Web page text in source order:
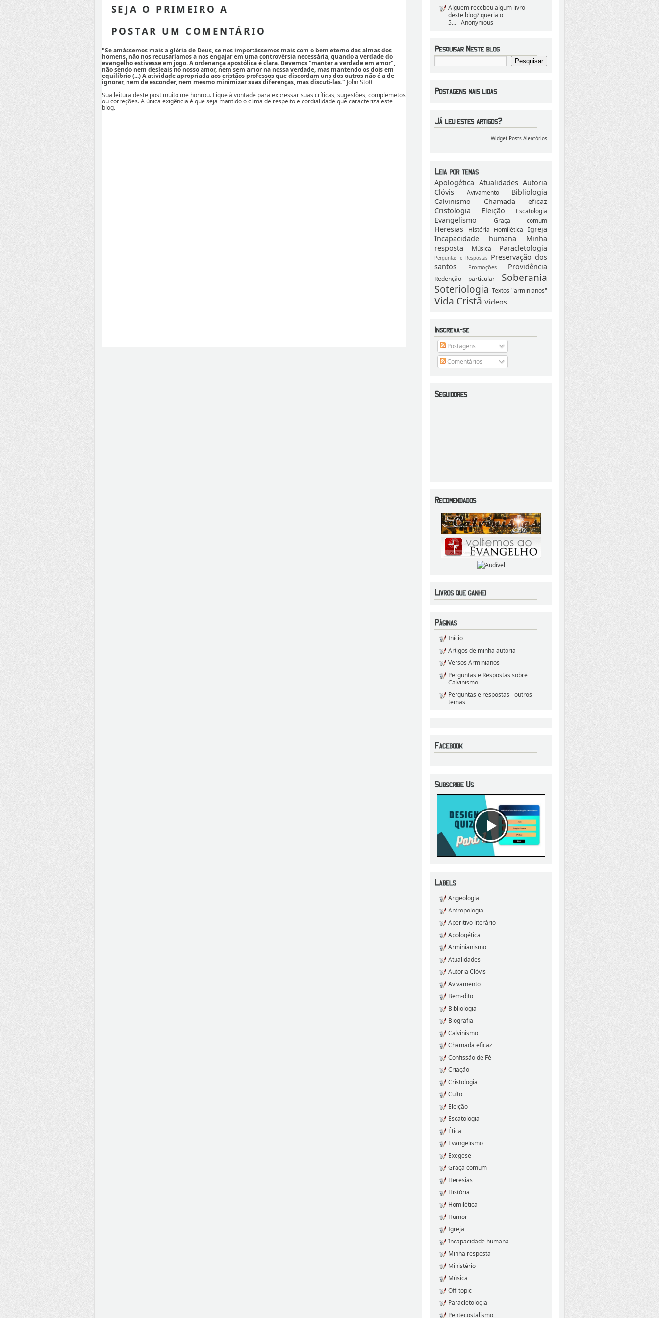
Alguem recebeu algum livro
deste blog? queria o
5...- Anonymous
Widget Posts Aleatórios
Apologética Atualidades Autoria
Clóvis
Avivamento
Bibliologia
Calvinismo
Chamada eficaz
Cristologia
Eleição Escatologia
Evangelismo Graça comum
Heresias História Homilética Igreja
Incapacidade humana
Minha
resposta
Música Paracletologia
Perguntas e Respostas
Preservação dos
santos
Promoções Providência
Redenção particular
Soberania
Soteriologia Textos "arminianos"
Vida Cristã Videos
Postagens
Comentários
Início
Artigos de minha autoria
Versos Arminianos
Perguntas e Respostas sobre
Calvinismo
Perguntas e respostas - outros
temas
Angeologia
Antropologia
Aperitivo literário
Apologética
Arminianismo
Atualidades
Autoria Clóvis
Avivamento
Bem-dito
Bibliologia
Biografia
Calvinismo
Chamada eficaz
Confissão de Fé
Criação
Cristologia
Culto
Eleição
Escatologia
Ética
Evangelismo
Exegese
Graça comum
Heresias
História
Homilética
Humor
Igreja
Incapacidade humana
Minha resposta
Ministério
Música
Off-topic
Paracletologia
Pentecostalismo
SEJA O PRIMEIRO A
POSTAR UM COMENTÁRIO
"Se amássemos mais a glória de Deus, se nos importássemos mais com o bem eterno das almas dos
homens, não nos recusaríamos a nos engajar em uma controvérsia necessária, quando a verdade do
evangelho estivesse em jogo. A ordenança apostólica é clara. Devemos “manter a verdade em amor",
não sendo nem desleais no nosso amor, nem sem amor na nossa verdade, mas mantendo os dois em
equilíbrio (...) A atividade apropriada aos cristãos professos que discordam uns dos outros não é a de
ignorar, nem de esconder, nem mesmo minimizar suas diferenças, mas discuti-las." John Stott
Sua leitura deste post muito me honrou. Fique à vontade para expressar suas críticas, sugestões, complemetos
ou correções. A única exigência é que seja mantido o clima de respeito e cordialidade que caracteriza este
blog.